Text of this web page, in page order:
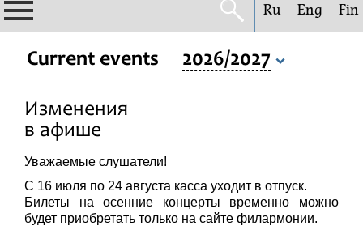
Philharmonic
Current events
Festivals
Ru Eng Fin
Current events 2026/2027
Изменения
в афише
Уважаемые слушатели!
С 16 июля по 24 августа касса уходит в отпуск.
Билеты на осенние концерты временно можно
будет приобретать только на сайте филармонии.